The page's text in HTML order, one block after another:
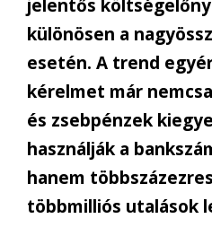
jelentős
különösen a
esetén. A trend
kérelmet már
és zsebpénzek
használják a
hanem
többmilliós utalások